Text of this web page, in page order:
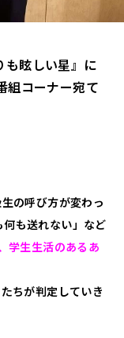
も眩しい星』に
組コーナー宛て
の呼び方が変わっ
何も送れない」など
学生生活のあるあ
ちが判定していき